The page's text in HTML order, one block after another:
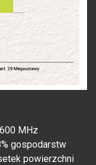
MHz
gospodarstw
powierzchni